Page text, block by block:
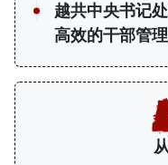
越共中央书记
高效的干部管